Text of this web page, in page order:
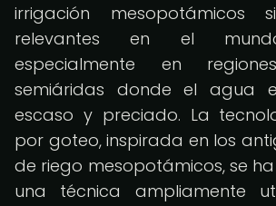
irrigación mesopotámicos
relevantes en el
especialmente en
semiáridas donde el agua
escaso y preciado. La
por goteo, inspirada en los
de riego mesopotámicos, se
una técnica ampliamente